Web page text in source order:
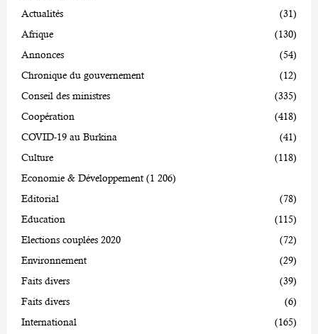
Actualités
(31)
Afrique
(130)
Annonces
(54)
Chronique du gouvernement
(12)
Conseil des ministres
(335)
Coopération
(418)
COVID-19 au Burkina
(41)
Culture
(118)
Economie & Développement (1 206)
Editorial
(78)
Education
(115)
Elections couplées 2020
(72)
Environnement
(29)
Faits divers
(39)
Faits divers
(6)
International
(165)